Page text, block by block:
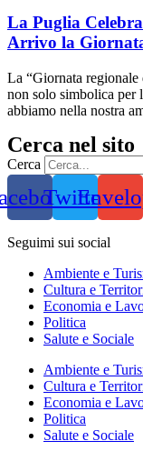
La Puglia
Arrivo la
La “Giornata regionale
non solo simbolica per
abbiamo nella nostra
Cerca nel sito
Cerca
Twitter
Seguimi sui social
Ambiente e
Cultura e
Economia e
Politica
Salute e Sociale
Ambiente e
Cultura e
Economia e
Politica
Salute e Sociale